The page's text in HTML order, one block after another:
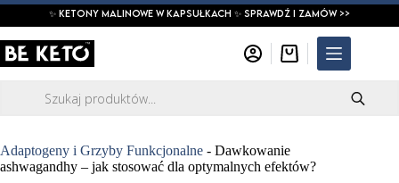
Przejdź
treści
✨ ketony malinowe w kapsułkach ✨ SPRAWDŹ I ZAMÓW >>
Koszyk
produktów
Adaptogeny i Grzyby Funkcjonalne - Dawkowanie
ashwagandhy – jak stosować dla optymalnych efektów?